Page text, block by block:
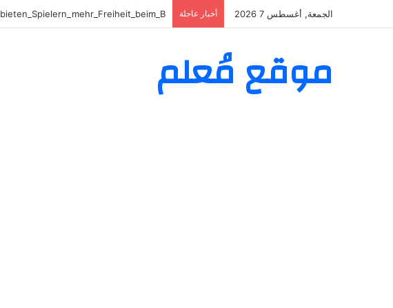
الجمعة, أغسطس 7 2026 أخبار عاجلة road casino ger spänning till kvällen
موقع مُعلم